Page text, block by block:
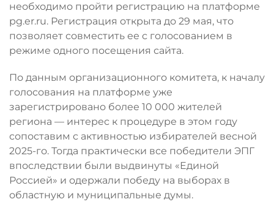
необходимо пройти регистрацию на платформе
pg.er.ru. Регистрация открыта до 29 мая, что
позволяет совместить ее с голосованием в
режиме одного посещения сайта.
По данным организационного комитета, к началу
голосования на платформе уже
зарегистрировано более 10 000 жителей
региона — интерес к процедуре в этом году
сопоставим с активностью избирателей весной
2025-го. Тогда практически все победители ЭПГ
впоследствии были выдвинуты «Единой
Россией» и одержали победу на выборах в
областную и муниципальные думы.